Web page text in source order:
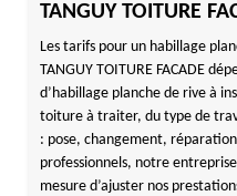
TANGUY TOITURE
Les tarifs pour un habillage
TANGUY TOITURE FACADE
d’habillage planche de rive à
toiture à traiter, du type de
: pose, changement,
professionnels, notre entreprise
mesure d’ajuster nos